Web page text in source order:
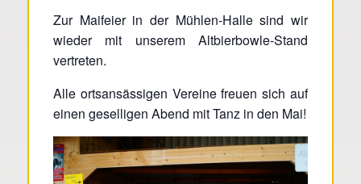
Zur Maifeier in der Mühlen-Halle sind wir
wieder mit unserem Altbierbowle-Stand
vertreten.
Alle ortsansässigen Vereine freuen sich auf
einen geselligen Abend mit Tanz in den Mai!